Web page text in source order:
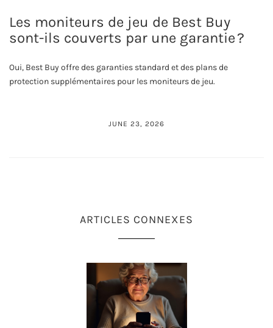
Les moniteurs de jeu de Best Buy
sont-ils couverts par une garantie ?
Oui, Best Buy offre des garanties standard et des plans de
protection supplémentaires pour les moniteurs de jeu.
JUNE 23, 2026
ARTICLES CONNEXES